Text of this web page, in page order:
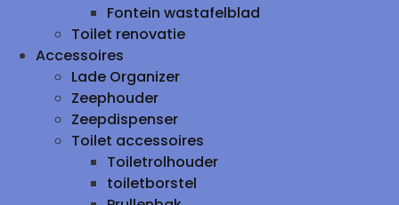
Fontein wastafelblad
Toilet renovatie
Accessoires
Lade Organizer
Zeephouder
Zeepdispenser
Toilet accessoires
Toiletrolhouder
toiletborstel